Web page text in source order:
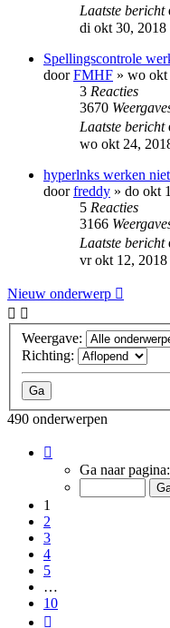
Laatste bericht
di okt 30, 2018
Spellingscontrole
doorFMHF » wo okt
3 Reacties
3670
Laatste bericht
wo okt 24,
hyperlnks werken
doorfreddy » do okt
5 Reacties
3166
Laatste bericht
vr okt 12, 2018
Nieuw onderwerp
Weergave:
Richting:
490 onderwerpen
van
Ga naar pagina:
1
2
3
4
5
…
10